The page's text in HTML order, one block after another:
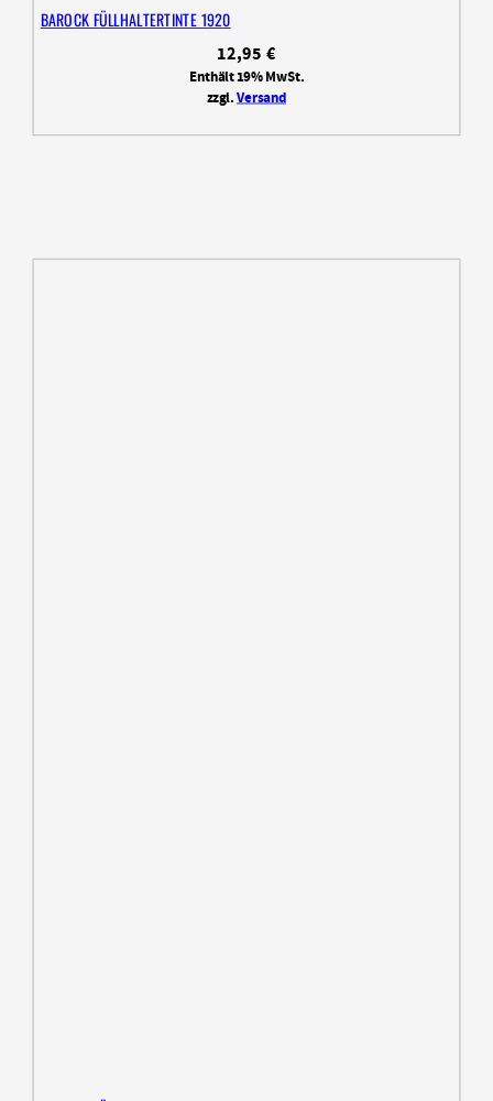
BAROCK FÜLLHALTERTINTE 1920
12,95 €
Enthält 19% MwSt.
zzgl.Versand